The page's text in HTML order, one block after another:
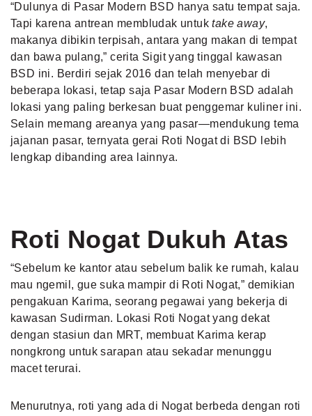
“Dulunya di Pasar Modern BSD hanya satu tempat saja.
Tapi karena antrean membludak untuktake away,
makanya dibikin terpisah, antara yang makan di tempat
dan bawa pulang,” cerita Sigit yang tinggal kawasan
BSD ini. Berdiri sejak 2016 dan telah menyebar di
beberapa lokasi, tetap saja Pasar Modern BSD adalah
lokasi yang paling berkesan buat penggemar kuliner ini.
Selain memang areanya yang pasar—mendukung tema
jajanan pasar, ternyata gerai Roti Nogat di BSD lebih
lengkap dibanding area lainnya.
Roti Nogat Dukuh Atas
“Sebelum ke kantor atau sebelum balik ke rumah, kalau
mau ngemil , gue suka mampir di Roti Nogat,” demikian
pengakuan Karima, seorang pegawai yang bekerja di
kawasan Sudirman. Lokasi Roti Nogat yang dekat
dengan stasiun dan MRT, membuat Karima kerap
nongkrong untuk sarapan atau sekadar menunggu
macet terurai.
Menurutnya, roti yang ada di Nogat berbeda dengan roti